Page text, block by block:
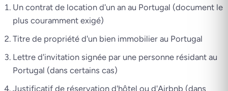
Un contrat de location d'un an au Portugal (document le
plus couramment exigé)
Titre de propriété d'un bien immobilier au Portugal
Lettre d'invitation signée par une personne résidant au
Portugal (dans certains cas)
Justificatif de réservation d'hôtel ou d'Airbnb (dans